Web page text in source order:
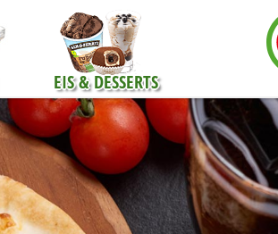
EIS & DESSERTS